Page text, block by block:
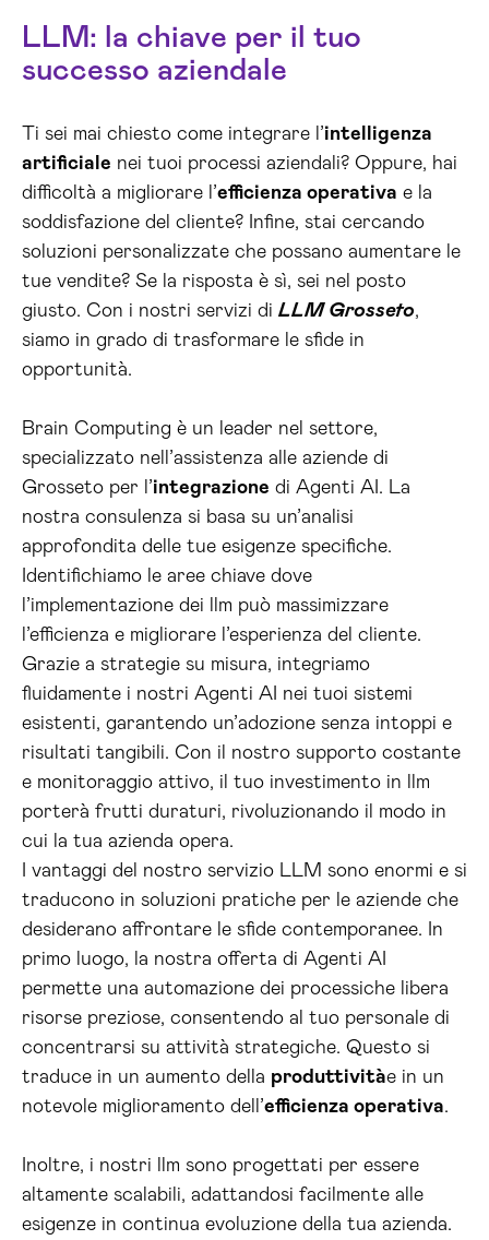
LLM: la chiave per il tuo
successo aziendale
Ti sei mai chiesto come integrare l’intelligenza
artificiale nei tuoi processi aziendali? Oppure, hai
difficoltà a migliorare l’efficienza operativa e la
soddisfazione del cliente? Infine, stai cercando
soluzioni personalizzate che possano aumentare le
tue vendite? Se la risposta è sì, sei nel posto
giusto. Con i nostri servizi di LLM Grosseto,
siamo in grado di trasformare le sfide in
opportunità.
Brain Computing è un leader nel settore,
specializzato nell’assistenza alle aziende di
Grosseto per l’integrazione di Agenti AI. La
nostra consulenza si basa su un’analisi
approfondita delle tue esigenze specifiche.
Identifichiamo le aree chiave dove
l’implementazione dei llm può massimizzare
l’efficienza e migliorare l’esperienza del cliente.
Grazie a strategie su misura, integriamo
fluidamente i nostri Agenti AI nei tuoi sistemi
esistenti, garantendo un’adozione senza intoppi e
risultati tangibili. Con il nostro supporto costante
e monitoraggio attivo, il tuo investimento in llm
porterà frutti duraturi, rivoluzionando il modo in
cui la tua azienda opera.
I vantaggi del nostro servizio LLM sono enormi e si
traducono in soluzioni pratiche per le aziende che
desiderano affrontare le sfide contemporanee. In
primo luogo, la nostra offerta di Agenti AI
permette una automazione dei processiche libera
risorse preziose, consentendo al tuo personale di
concentrarsi su attività strategiche. Questo si
traduce in un aumento della produttivitàe in un
notevole miglioramento dell’efficienza operativa.
Inoltre, i nostri llm sono progettati per essere
altamente scalabili, adattandosi facilmente alle
esigenze in continua evoluzione della tua azienda.